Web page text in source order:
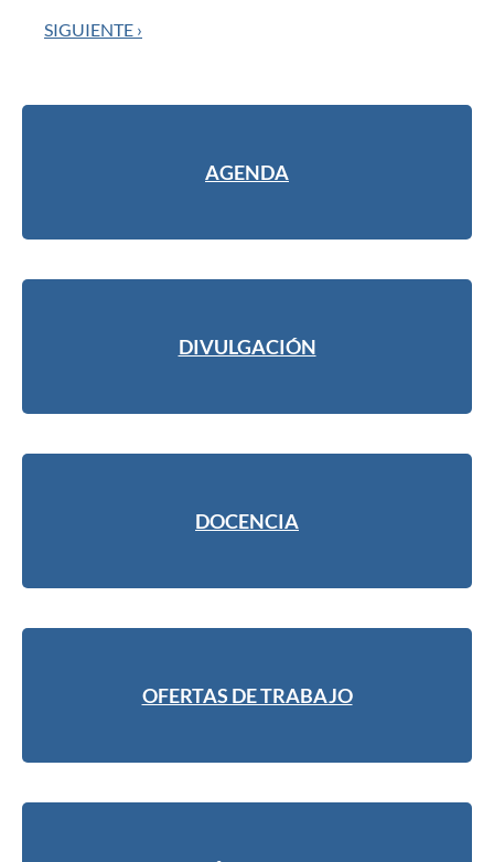
SIGUIENTE ›
AGENDA
DIVULGACIÓN
DOCENCIA
OFERTAS DE TRABAJO